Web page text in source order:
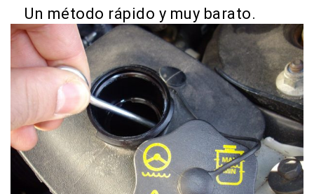
Un método rápido y muy barato.